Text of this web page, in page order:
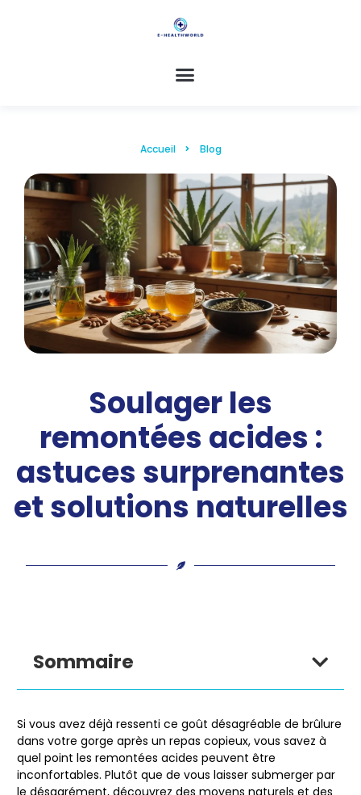
Accueil Blog
Soulager les
remontées acides :
astuces surprenantes
et solutions naturelles
Sommaire
Si vous avez déjà ressenti ce goût désagréable de brûlure
dans votre gorge après un repas copieux, vous savez à
quel point les remontées acides peuvent être
inconfortables. Plutôt que de vous laisser submerger par
le désagrément, découvrez des moyens naturels et des